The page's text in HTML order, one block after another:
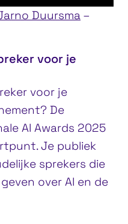
Duursma –
voor je
voor je
De
AI Awards 2025
Je publiek
sprekers die
over AI en de